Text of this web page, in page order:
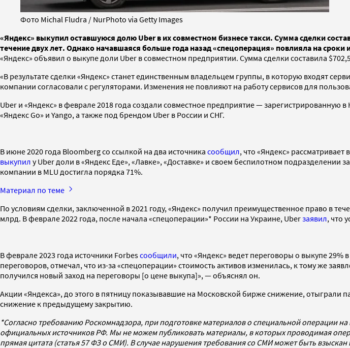
Фото Michal Fludra / NurPhoto via Getty Images
«Яндекс» выкупил оставшуюся долю Uber в их совместном бизнесе такси. Сумма сделки
течение двух лет. Однако начавшаяся больше года назад «спецоперация» повлияла на сроки
«Яндекс» объявил о выкупе доли Uber в совместном предприятии. Сумма сделки составила
«В результате сделки «Яндекс» станет единственным владельцем группы, в которую входят
компании согласовали с регуляторами. Изменения не повлияют на работу сервисов для
Uber и «Яндекс» в феврале 2018 года создали совместное предприятие —
«Яндекс Go» и Yango, а также под брендом Uber в России и СНГ.
В июне 2020 года Bloomberg со ссылкой на два источника сообщил, что «Яндекс»
выкупил у Uber доли в «Яндекс Еде», «Лавке», «Доставке» и своем беспилотном подразделении
компании в MLU достигла порядка 71%.
Материал по теме
По условиям сделки, заключенной в 2021 году, «Яндекс» получил преимущественное право в
млрд. В феврале 2022 года, после начала «спецоперации»* России на Украине, Uberзаявил, что
В феврале 2023 года источники Forbesсообщили, что «Яндекс» ведет переговоры о выкупе
переговоров, отмечал, что из-за «спецоперации» стоимость активов изменилась, к тому же
получился новый заход на переговоры [о цене выкупа]», — объяснял он.
Акции «Яндекса», до этого в пятницу показывавшие на Московской бирже снижение, отыграли
снижение к предыдущему закрытию.
*Согласно требованию Роскомнадзора, при подготовке материалов о специальной операции
официальных источников РФ. Мы не можем публиковать материалы, в которых проводимая
прямая цитата (статья 57 ФЗ о СМИ). В случае нарушения требования со СМИ может быть